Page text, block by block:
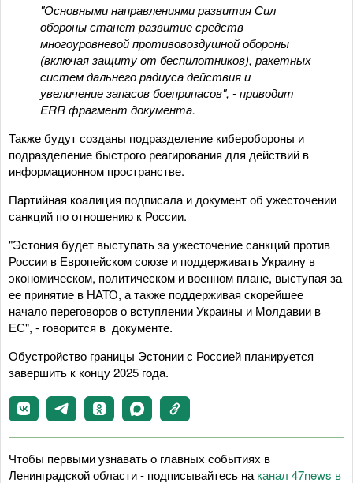
"Основными направлениями развития Сил
обороны станет развитие средств
многоуровневой противовоздушной обороны
(включая защиту от беспилотников), ракетных
систем дальнего радиуса действия и
увеличение запасов боеприпасов", - приводит
ERR фрагмент документа.
Также будут созданы подразделение киберобороны и
подразделение быстрого реагирования для действий в
информационном пространстве.
Партийная коалиция подписала и документ об ужесточении
санкций по отношению к России.
"Эстония будет выступать за ужесточение санкций против
России в Европейском союзе и поддерживать Украину в
экономическом, политическом и военном плане, выступая за
ее принятие в НАТО, а также поддерживая скорейшее
начало переговоров о вступлении Украины и Молдавии в
ЕС", - говорится в документе.
Обустройство границы Эстонии с Россией планируется
завершить к концу 2025 года.
Чтобы первыми узнавать о главных событиях в
Ленинградской области - подписывайтесь на канал 47news в